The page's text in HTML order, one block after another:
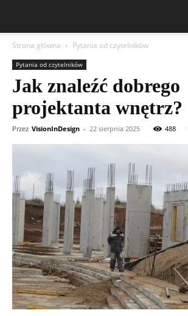
Strona główna Pytania od czytelników
Pytania od czytelników
Jak znaleźć dobrego
projektanta wnętrz?
Przez VisionInDesign - 22 sierpnia 2025 488